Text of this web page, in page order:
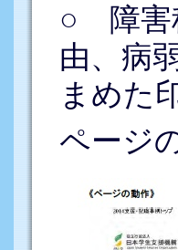
○ 障害
由、病
まめた
ページ